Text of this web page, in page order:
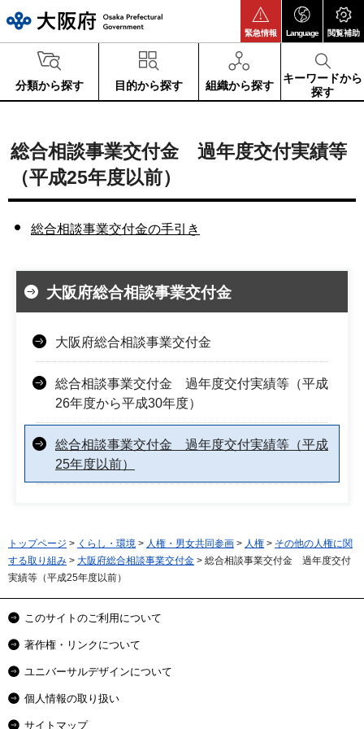
緊急情報 Language 閲覧補助
分類から探す 目的から探す 組織から探す
キーワードから
探す
総合相談事業交付金 過年度交付実績等
（平成25年度以前）
総合相談事業交付金の手引き
大阪府総合相談事業交付金
大阪府総合相談事業交付金
総合相談事業交付金 過年度交付実績等（平成
26年度から平成30年度）
総合相談事業交付金 過年度交付実績等（平成
25年度以前）
トップページ > くらし・環境 > 人権・男女共同参画 > 人権 > その他の人権に関
する取り組み > 大阪府総合相談事業交付金 > 総合相談事業交付金 過年度交付
実績等（平成25年度以前）
このサイトのご利用について
著作権・リンクについて
ユニバーサルデザインについて
個人情報の取り扱い
サイトマップ